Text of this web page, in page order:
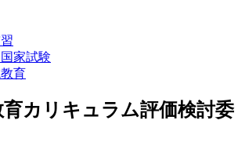
家試験
育
育カリキュラム評価検討委